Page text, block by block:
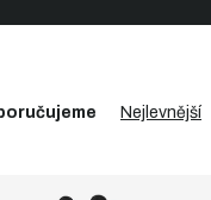
Nejlevnější